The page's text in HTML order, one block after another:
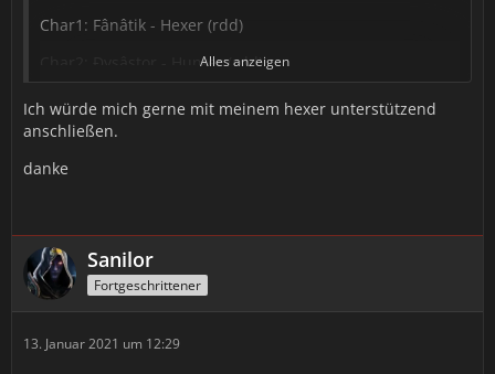
Char1: Fânâtik - Hexer (rdd)
Char2: Đysâstor - Hunter (rdd)
Char3: Anathrax - DK (mdd)
Char4: Skydiver - Pala Heal
Sagt mir welchen Ihr benötigt, diesen werde ich dann,
Alles anzeigen
Ich würde mich gerne mit meinem hexer unterstützend
anschließen.
danke
Sanilor
Fortgeschrittener
13. Januar 2021 um 12:29